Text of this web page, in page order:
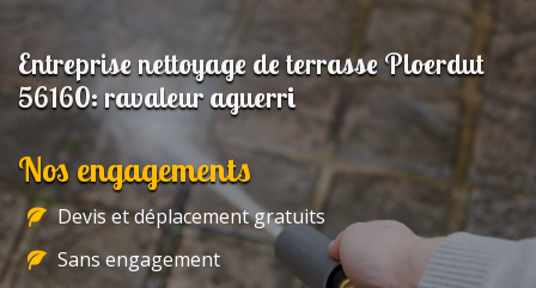
Entreprise nettoyage de terrasse Ploerdut
56160: ravaleur aguerri
Nos engagements
Devis et déplacement gratuits
Sans engagement